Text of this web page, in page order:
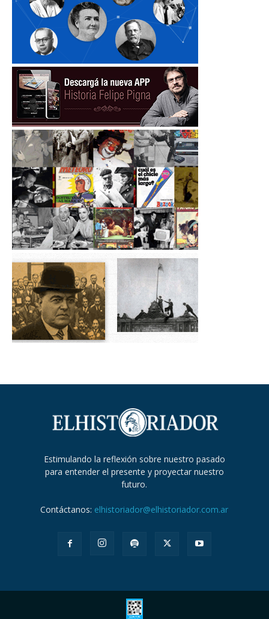
Estimulando la reflexión sobre nuestro pasado
para entender el presente y proyectar nuestro
futuro.
Contáctanos: elhistoriador@elhistoriador.com.ar